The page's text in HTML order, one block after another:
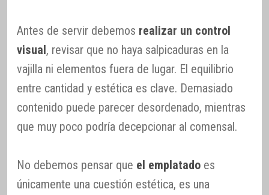
Antes de servir debemos realizar un control
visual, revisar que no haya salpicaduras en la
vajilla ni elementos fuera de lugar. El equilibrio
entre cantidad y estética es clave. Demasiado
contenido puede parecer desordenado, mientras
que muy poco podría decepcionar al comensal.
No debemos pensar que el emplatado es
únicamente una cuestión estética, es una